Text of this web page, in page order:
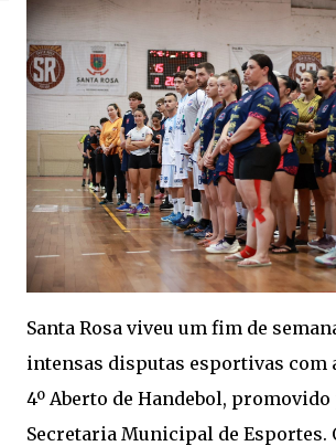
Santa Rosa viveu um fim de
intensas disputas esportivas com
4º Aberto de Handebol, promovido
Secretaria Municipal de Esportes.